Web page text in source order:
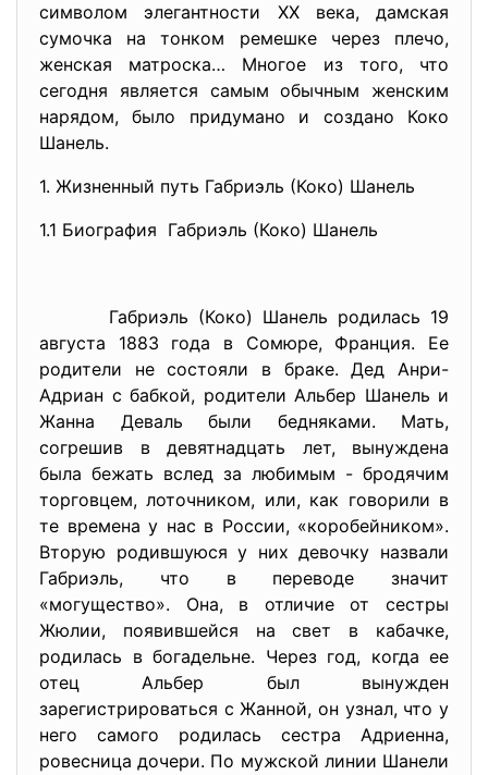
символом элегантности ХХ века, дамская
сумочка на тонком ремешке через плечо,
женская матроска… Многое из того, что
сегодня является самым обычным женским
нарядом, было придумано и создано Коко
Шанель.
1. Жизненный путь Габриэль (Коко) Шанель
1.1 Биография Габриэль (Коко) Шанель
Габриэль (Коко) Шанель родилась 19
августа 1883 года в Сомюре, Франция. Ее
родители не состояли в браке. Дед Анри-
Адриан с бабкой, родители Альбер Шанель и
Жанна Деваль были бедняками. Мать,
согрешив в девятнадцать лет, вынуждена
была бежать вслед за любимым - бродячим
торговцем, лоточником, или, как говорили в
те времена у нас в России, «коробейником».
Вторую родившуюся у них девочку назвали
Габриэль, что в переводе значит
«могущество». Она, в отличие от сестры
Жюлии, появившейся на свет в кабачке,
родилась в богадельне. Через год, когда ее
отец Альбер был вынужден
зарегистрироваться с Жанной, он узнал, что у
него самого родилась сестра Адриенна,
ровесница дочери. По мужской линии Шанели